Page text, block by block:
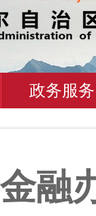
政务服务
融